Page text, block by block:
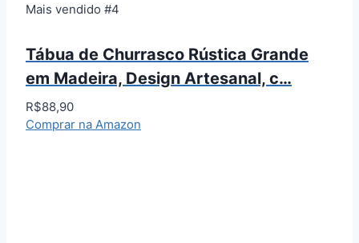
Mais vendido #4
Tábua de Churrasco Rústica Grande
em Madeira, Design Artesanal, c…
R$88,90
Comprar na Amazon